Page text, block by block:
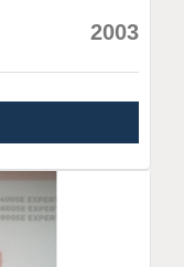
2003